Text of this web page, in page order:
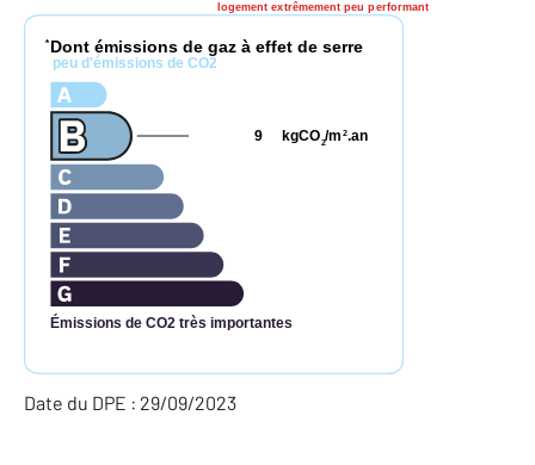
logement extrêmement peu performant
* Dont émissions de gaz à effet de serre
peu d'émissions de CO2
Émissions de CO2 très importantes
kgCO2/m 2.an
9
Date du DPE : 29/09/2023